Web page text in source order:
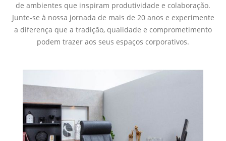
de ambientes que inspiram produtividade e colaboração.
Junte-se à nossa jornada de mais de 20 anos e experimente
a diferença que a tradição, qualidade e comprometimento
podem trazer aos seus espaços corporativos.